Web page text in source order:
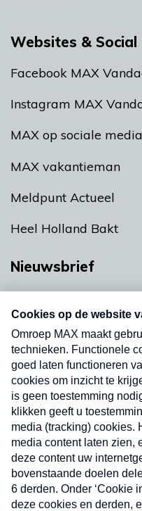
Websites & Social
Facebook MAX
Instagram MAX
MAX op sociale media
MAX vakantieman
Meldpunt Actueel
Heel Holland Bakt
Nieuwsbrief
nieuwsbrief. Elke
uw mailbox.
Nieuwsbrief